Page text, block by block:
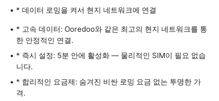
* 데이터 로밍을 켜서 현지 네트워크에 연결
* 고속 데이터: Ooredoo와 같은 최고의 현지 네트워크를 통
한 안정적인 연결.
* 즉시 설정: 5분 안에 활성화 — 물리적인 SIM이 필요 없습
니다.
* 합리적인 요금제: 숨겨진 비싼 로밍 요금 없는 투명한 가
격.